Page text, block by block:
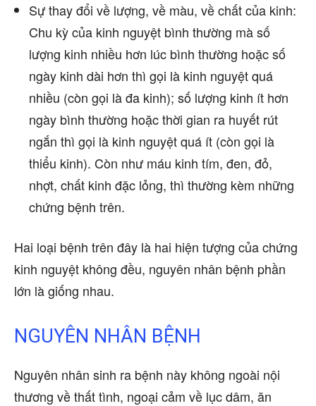
Sự thay đổi về lượng, về màu, về chất của kinh:
Chu kỳ của kinh nguyệt bình thường mà số
lượng kinh nhiều hơn lúc bình thường hoặc số
ngày kinh dài hơn thì gọi là kinh nguyệt quá
nhiều (còn gọi là đa kinh); số lượng kinh ít hơn
ngày bình thường hoặc thời gian ra huyết rút
ngắn thì gọi là kinh nguyệt quá ít (còn gọi là
thiểu kinh). Còn như máu kinh tím, đen, đỏ,
nhợt, chất kinh đặc lỏng, thì thường kèm những
chứng bệnh trên.
Hai loại bệnh trên đây là hai hiện tượng của chứng
kinh nguyệt không đều, nguyên nhân bệnh phần
lớn là giống nhau.
NGUYÊN NHÂN BỆNH
Nguyên nhân sinh ra bệnh này không ngoài nội
thương về thất tình, ngoại cảm về lục dâm, ăn